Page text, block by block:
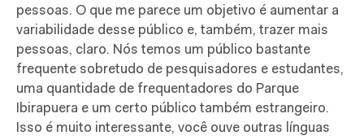
pessoas. O que me parece um objetivo é aumentar a
variabilidade desse público e, também, trazer mais
pessoas, claro. Nós temos um público bastante
frequente sobretudo de pesquisadores e estudantes,
uma quantidade de frequentadores do Parque
Ibirapuera e um certo público também estrangeiro.
Isso é muito interessante, você ouve outras línguas